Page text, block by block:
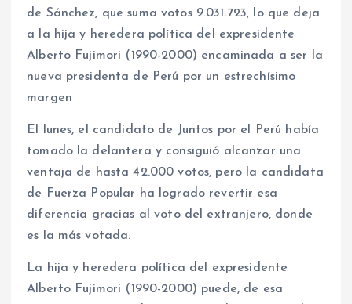
de Sánchez, que suma votos 9.031.723, lo que deja
a la hija y heredera política del expresidente
Alberto Fujimori (1990-2000) encaminada a ser la
nueva presidenta de Perú por un estrechísimo
margen
El lunes, el candidato de Juntos por el Perú había
tomado la delantera y consiguió alcanzar una
ventaja de hasta 42.000 votos, pero la candidata
de Fuerza Popular ha logrado revertir esa
diferencia gracias al voto del extranjero, donde
es la más votada.
La hija y heredera política del expresidente
Alberto Fujimori (1990-2000) puede, de esa